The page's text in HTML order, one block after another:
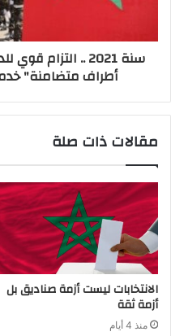
سنة 2021 ..
أطراف متضامنة"
مقالات ذات صلة
الانتخابات ليست أزمة صناديق بل
أزمة ثقة
منذ 4 أيام